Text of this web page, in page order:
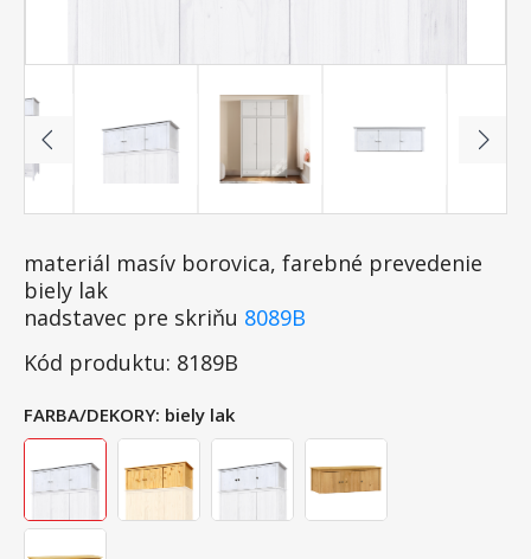
materiál masív borovica, farebné prevedenie
biely lak
nadstavec pre skriňu 8089B
Kód produktu: 8189B
FARBA/DEKORY: biely lak